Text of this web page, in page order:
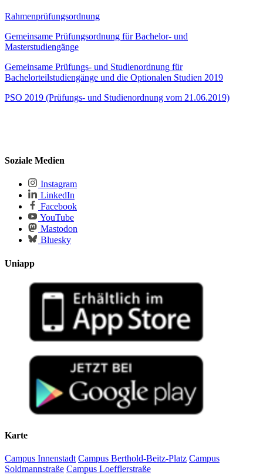
Rahmenprüfungsordnung
Gemeinsame Prüfungsordnung für Bachelor- und
Masterstudiengänge
Gemeinsame Prüfungs- und Studienordnung für
Bachelorteilstudiengänge und die Optionalen Studien 2019
PSO 2019 (Prüfungs- und Studienordnung vom 21.06.2019)
Soziale Medien
Instagram
LinkedIn
Facebook
YouTube
Mastodon
Bluesky
Uniapp
Karte
Campus Innenstadt Campus Berthold-Beitz-Platz Campus
Soldmannstraße Campus Loefflerstraße